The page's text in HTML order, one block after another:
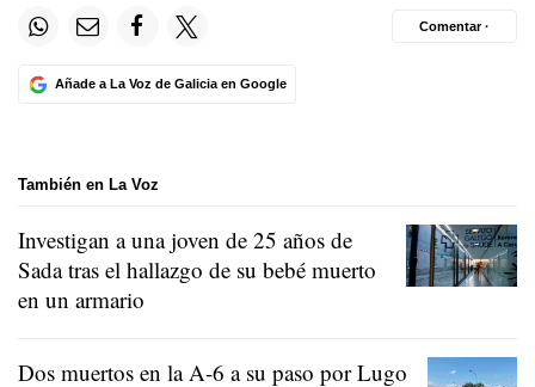
Añade a La Voz de Galicia en Google
Comentar ·
También en La Voz
Investigan a una joven de 25 años de
Sada tras el hallazgo de su bebé muerto
en un armario
Dos muertos en la A-6 a su paso por Lugo